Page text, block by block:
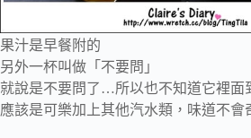
果汁是早餐附的
另外一杯叫做「不要問」
就說是不要問了…所以也不知道它裡面
應該是可樂加上其他汽水類，味道不會